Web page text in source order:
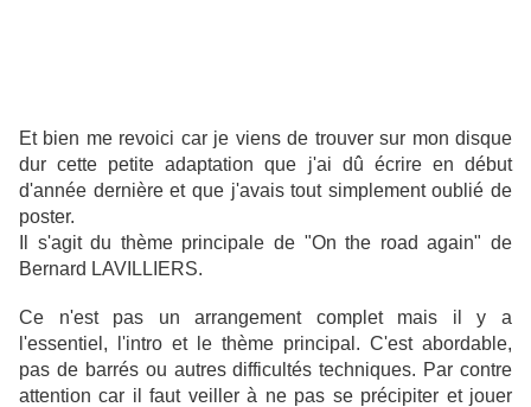
Et bien me revoici car je viens de trouver sur mon disque
dur cette petite adaptation que j'ai dû écrire en début
d'année dernière et que j'avais tout simplement oublié de
poster.
Il s'agit du thème principale de "On the road again" de
Bernard LAVILLIERS.
Ce n'est pas un arrangement complet mais il y a
l'essentiel, l'intro et le thème principal. C'est abordable,
pas de barrés ou autres difficultés techniques. Par contre
attention car il faut veiller à ne pas se précipiter et jouer